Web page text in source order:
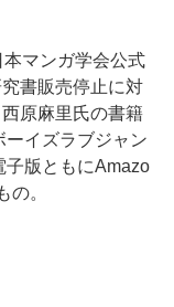
マンガ学会公式
書販売停止に対
原麻里氏の書籍
ーイズラブジャン
子版ともにAmazo
の。